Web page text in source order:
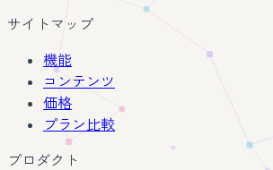
サイトマップ
機能
コンテンツ
価格
プラン比較
プロダクト